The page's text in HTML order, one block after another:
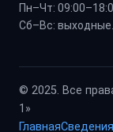
Пн–Чт:
Сб–Вс: выходные.
© 2025. Все
1»
Главная